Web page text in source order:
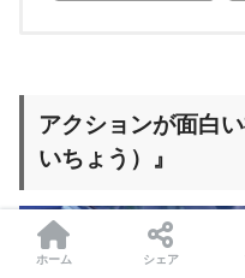
アクションが面白
いちょう）』
ホーム シェア